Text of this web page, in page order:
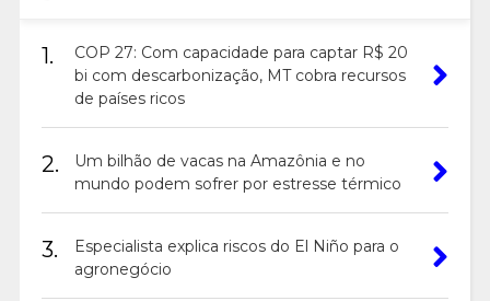
1.
COP 27: Com capacidade para captar R$ 20
bi com descarbonização, MT cobra recursos
de países ricos
2.
Um bilhão de vacas na Amazônia e no
mundo podem sofrer por estresse térmico
3.
Especialista explica riscos do El Niño para o
agronegócio